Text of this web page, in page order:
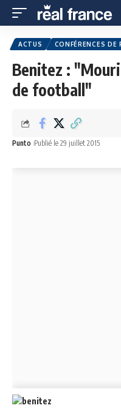
ACTUS CONFÉRENCES DE
Benitez :
de football"
Punto Publié le 29 juillet 2015